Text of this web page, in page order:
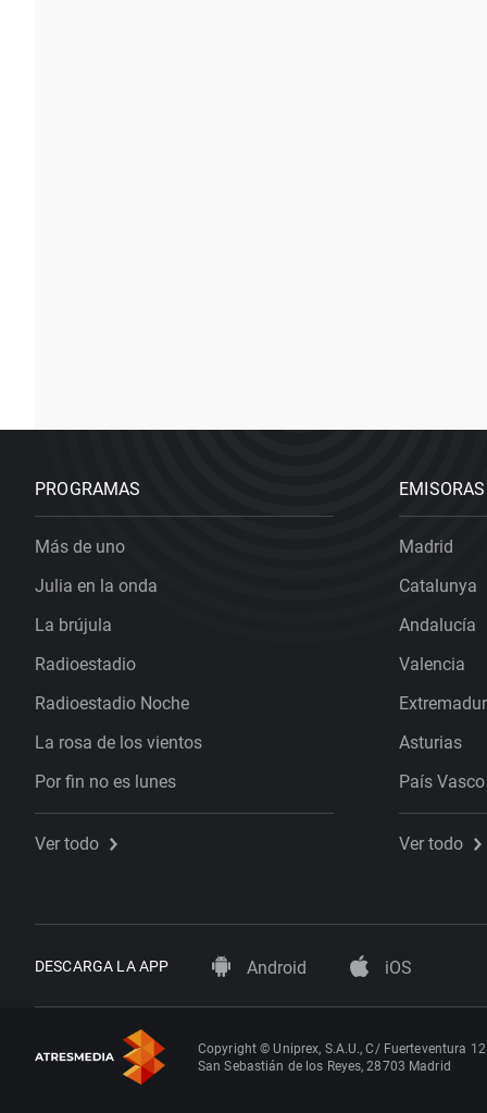
PROGRAMAS
Más de uno
Julia en la onda
La brújula
Radioestadio
Radioestadio Noche
La rosa de los vientos
Por fin no es lunes
Ver todo
EMISORAS
Madrid
Catalunya
Andalucía
Valencia
Asturias
País Vasco
Ver todo
DESCARGA LA APP Android iOS
Copyright © Uniprex, S.A.U., C/ Fuerteventura 12
San Sebastián de los Reyes, 28703 Madrid